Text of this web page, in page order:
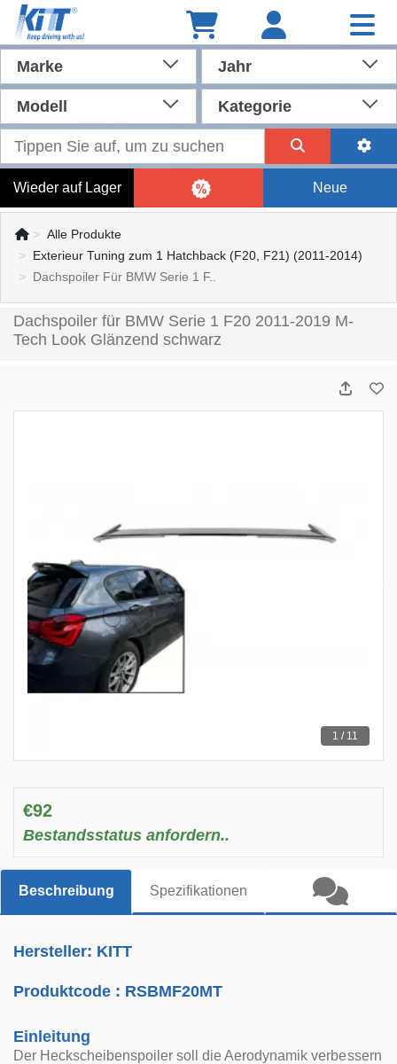
Marke Jahr
Modell Kategorie
Wieder auf Lager Neue
Alle Produkte
Exterieur Tuning zum 1 Hatchback (F20, F21) (2011-2014)
Dachspoiler Für BMW Serie 1 F..
Dachspoiler für BMW Serie 1 F20 2011-2019 M-
Tech Look Glänzend schwarz
1 / 11
€92
Bestandsstatus anfordern..
Beschreibung Spezifikationen
Hersteller: KITT
Produktcode : RSBMF20MT
Einleitung
Der Heckscheibenspoiler soll die Aerodynamik verbessern